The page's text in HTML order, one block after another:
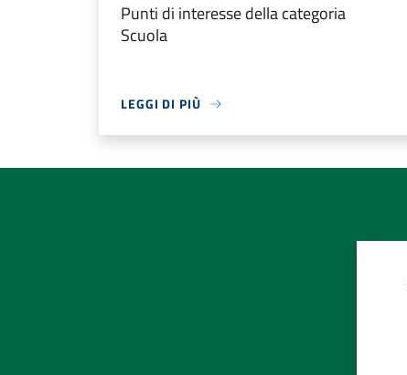
Punti di interesse della categoria
Scuola
LEGGI DI PIÙ